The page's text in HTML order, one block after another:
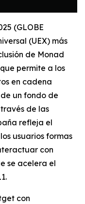
(GLOBE
(UEX) más
de Monad
permite a los
en cadena
un fondo de
de las
refleja el
usuarios formas
con
se acelera el
con